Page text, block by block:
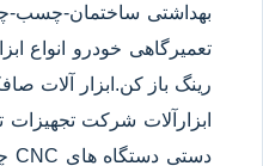
بهداشتی ساختمان-
تعمیرگاهی خودرو انواع
رینگ باز کن.ابزار آلات
ابزارآلات شرکت